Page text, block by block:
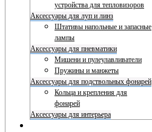
устройства для тепловизоров
Аксессуары для луп и линз
Штативы напольные и запасные
лампы
Аксессуары для пневматики
Мишени и пулеулавливатели
Пружины и манжеты
Аксессуары для подствольных фонарей
Кольца и крепления для
фонарей
Аксессуары для интерьера